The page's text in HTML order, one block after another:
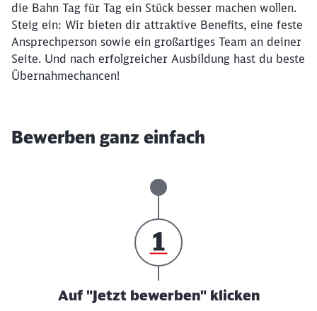
die Bahn Tag für Tag ein Stück besser machen wollen.
Steig ein: Wir bieten dir attraktive Benefits, eine feste
Ansprechperson sowie ein großartiges Team an deiner
Seite. Und nach erfolgreicher Ausbildung hast du beste
Übernahmechancen!
Bewerben ganz einfach
Auf "Jetzt bewerben" klicken